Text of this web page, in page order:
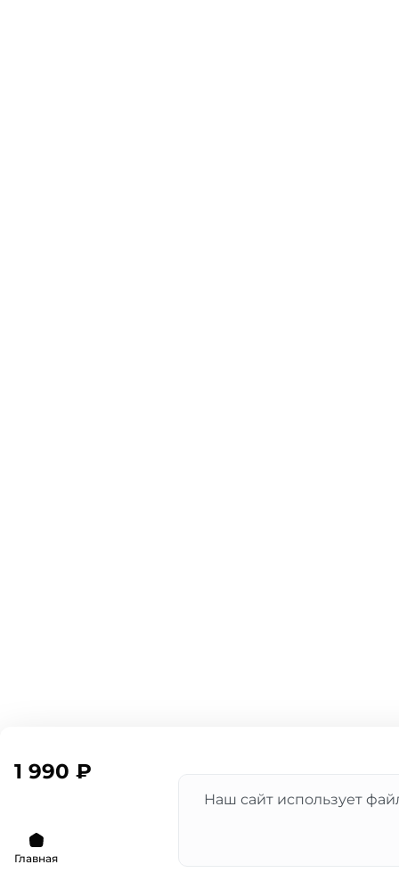
1 990 ₽
Главная
Наш сайт использует